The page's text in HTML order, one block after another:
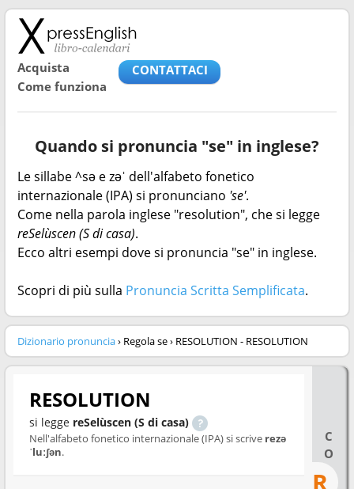
Acquista
Come funziona
CONTATTACI
Quando si pronuncia "se" in inglese?
Le sillabe ^sə e zəˈ dell'alfabeto fonetico
internazionale (IPA) si pronunciano 'se'.
Come nella parola inglese "resolution", che si legge
reSelùscen (S di casa).
Ecco altri esempi dove si pronuncia "se" in inglese.
Scopri di più sulla Pronuncia Scritta Semplificata.
Dizionario pronuncia› Regola se › RESOLUTION - RESOLUTION
C
O
R
RESOLUTION
si legge reSelùscen (S di casa)
Nell'alfabeto fonetico internazionale (IPA) si scrive rezə
ˈluːʃən.